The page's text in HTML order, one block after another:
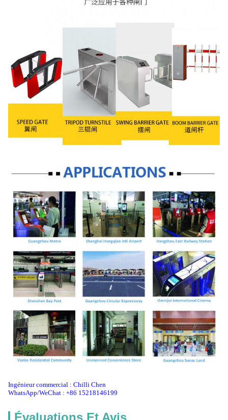
Ingénieur commercial : Chilli Chen
WhatsApp/WeChat : +86 15218146199
Évaluations Et Avis